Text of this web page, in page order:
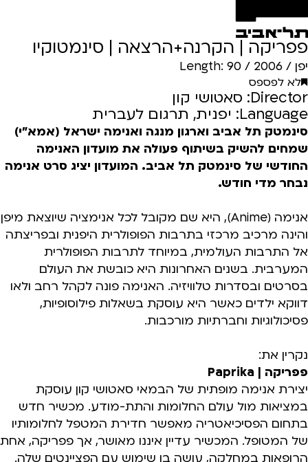
פפריקה | הקרנה+הרצאה | סינמטוקיו
יפן / 2006 / Length: 90
לא לפספס
Director: סאטושי קון
Language: יפנית, תרגום לעברית
סינמטק תל אביב וארגון מנגה ואנימה ישראל (אמא"י)
שמחים להשיק בשיתוף פעולה את מועדון האנימה
החודשי של סינמטק תל אביב. המועדון יציג סרט אנימה
נבחר מדי חודש.
אנימה (Anime), היא שם מקובל לכל אנימציה שיוצאת מיפן
והינה מרכיב מרכזי בתרבות הפופולרית היפנית ובפריצתה
אל התרבות העולמית, במיוחד לתרבות הפופולרית
המערבית. בשנים האחרונות היא כובשת את העולם
בסרטים ובסדרות טלוויזיה. האנימה פונה לקהל רחב ולאו
דווקא ילדים כאשר היא עוסקת בשאלות פילוסופיות,
פסיכולוגיות וחברתיות מורכבות.
נקרין את:
פפריקה | Paprika
יצירת אנימה מופתית של הבמאי סאטושי קון עוסקת
במציאות מול עולם החלומות והתת-מודע. מכשיר חדש
בתחום הפסיכיאטריה מאפשר חדירת המטפל לחלומותיו
של המטופל. המכשיר עדיין איננו מאושר, אך פפריקה, אחת
הרופאות במחלקה, עושה בו שימוש עם הפציינטים שלה.